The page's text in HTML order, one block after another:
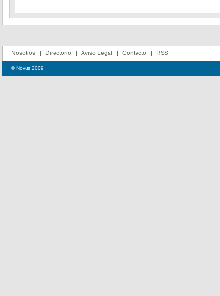
Nosotros Directorio Aviso Legal Contacto RSS
© Novus 2009